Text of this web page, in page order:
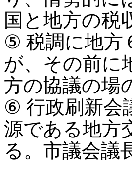
国と地方の税
⑤ 税調に地方
が、その前に
方の協議の場
⑥ 行政刷新会
源である地方
る。市議会議